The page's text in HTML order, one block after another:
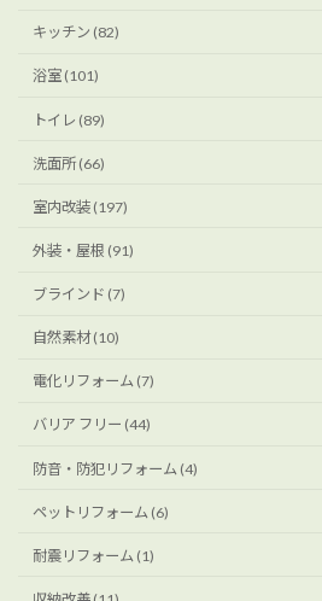
キッチン (82)
浴室 (101)
トイレ (89)
洗面所 (66)
室内改装 (197)
外装・屋根 (91)
ブラインド (7)
自然素材 (10)
電化リフォーム (7)
バリア フリー (44)
防音・防犯リフォーム (4)
ペットリフォーム (6)
耐震リフォーム (1)